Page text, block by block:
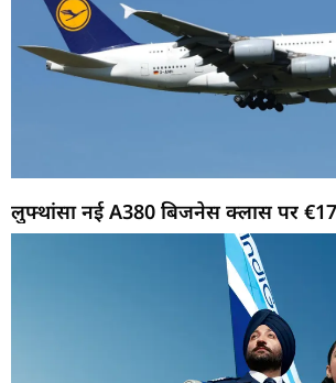
लुफ्थांसा नई A380 बिजनेस क्लास पर